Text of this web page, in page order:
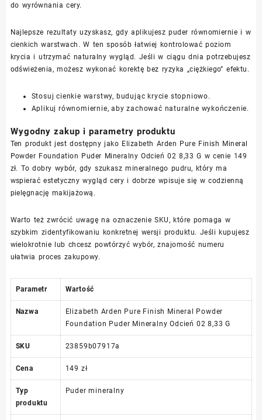
do wyrównania cery.
Najlepsze rezultaty uzyskasz, gdy aplikujesz puder równomiernie i w
cienkich warstwach. W ten sposób łatwiej kontrolować poziom
krycia i utrzymać naturalny wygląd. Jeśli w ciągu dnia potrzebujesz
odświeżenia, możesz wykonać korektę bez ryzyka „ciężkiego” efektu.
Stosuj cienkie warstwy, budując krycie stopniowo.
Aplikuj równomiernie, aby zachować naturalne wykończenie.
Wygodny zakup i parametry produktu
Ten produkt jest dostępny jako Elizabeth Arden Pure Finish Mineral
Powder Foundation Puder Mineralny Odcień 02 8,33 G w cenie 149
zł. To dobry wybór, gdy szukasz mineralnego pudru, który ma
wspierać estetyczny wygląd cery i dobrze wpisuje się w codzienną
pielęgnację makijażową.
Warto też zwrócić uwagę na oznaczenie SKU, które pomaga w
szybkim zidentyfikowaniu konkretnej wersji produktu. Jeśli kupujesz
wielokrotnie lub chcesz powtórzyć wybór, znajomość numeru
ułatwia proces zakupowy.
Parametr Wartość
Nazwa
Elizabeth Arden Pure Finish Mineral Powder
Foundation Puder Mineralny Odcień 02 8,33 G
SKU 23859b07917a
Cena 149 zł
Typ
produktu
Puder mineralny